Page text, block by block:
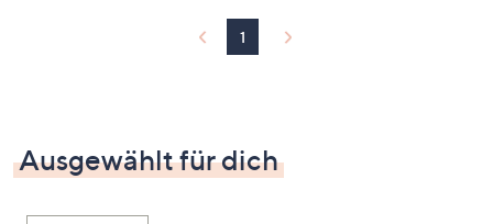
1
Ausgewählt für dich